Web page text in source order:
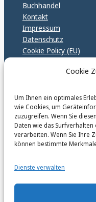
Cookie
Um Ihnen ein optimales
wie Cookies, um
zuzugreifen. Wenn Sie
Daten wie das
verarbeiten. Wenn Sie Ihre
können bestimmte
Dienste verwalten
Buchhandel
Kontakt
Impressum
Datenschutz
Cookie Policy (EU)
@